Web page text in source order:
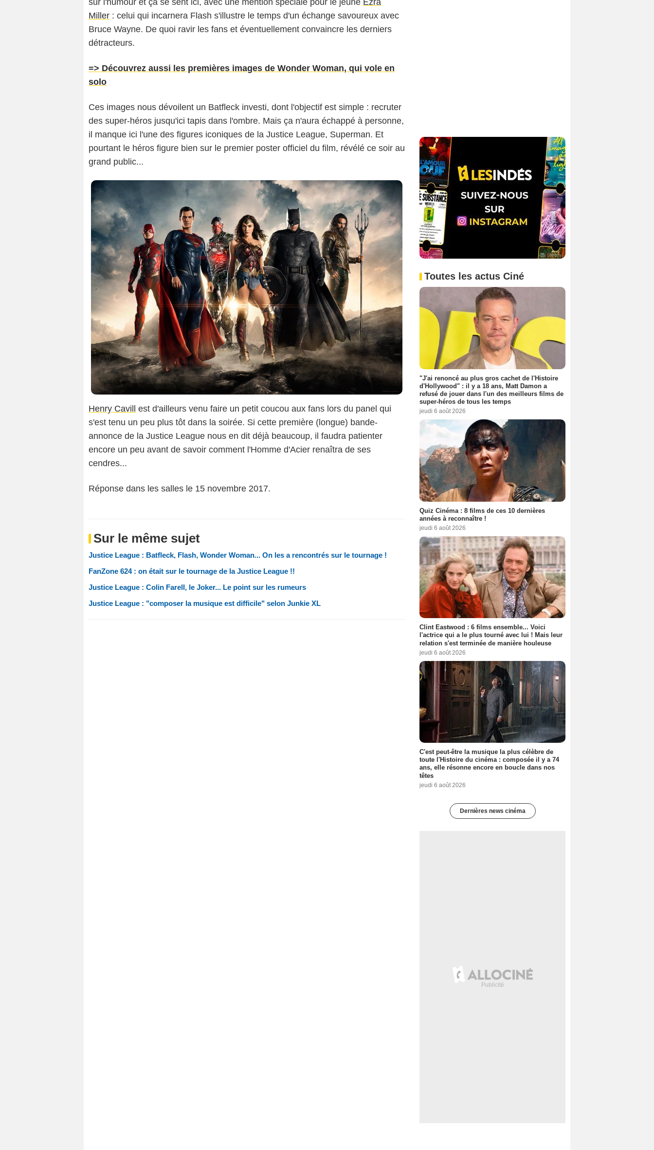
sur l'humour et ça se sent ici, avec une mention spéciale pour le jeune Ezra
Miller : celui qui incarnera Flash s'illustre le temps d'un échange savoureux avec
Bruce Wayne. De quoi ravir les fans et éventuellement convaincre les derniers
détracteurs.
=> Découvrez aussi les premières images de Wonder Woman, qui vole en
solo
Ces images nous dévoilent un Batfleck investi, dont l'objectif est simple : recruter
des super-héros jusqu'ici tapis dans l'ombre. Mais ça n'aura échappé à personne,
il manque ici l'une des figures iconiques de la Justice League, Superman. Et
pourtant le héros figure bien sur le premier poster officiel du film, révélé ce soir au
grand public...
Henry Cavill
est d'ailleurs venu faire un petit coucou aux fans lors du panel qui
s'est tenu un peu plus tôt dans la soirée. Si cette première (longue) bande-
annonce de la Justice League nous en dit déjà beaucoup, il faudra patienter
encore un peu avant de savoir comment l'Homme d'Acier renaîtra de ses
cendres...
Réponse dans les salles le 15 novembre 2017.
Sur le même sujet
Justice League : Batfleck, Flash, Wonder Woman... On les a rencontrés sur le tournage !
FanZone 624 : on était sur le tournage de la Justice League !!
Justice League : Colin Farell, le Joker... Le point sur les rumeurs
Justice League : "composer la musique est difficile" selon Junkie XL
Toutes les actus Ciné
"J'ai renoncé au plus gros cachet de l'Histoire
d'Hollywood" : il y a 18 ans, Matt Damon a
refusé de jouer dans l'un des meilleurs films de
super-héros de tous les temps
jeudi 6 août 2026
Quiz Cinéma : 8 films de ces 10 dernières
années à reconnaître !
jeudi 6 août 2026
Clint Eastwood : 6 films ensemble... Voici
l'actrice qui a le plus tourné avec lui ! Mais leur
relation s'est terminée de manière houleuse
jeudi 6 août 2026
C'est peut-être la musique la plus célèbre de
toute l'Histoire du cinéma : composée il y a 74
ans, elle résonne encore en boucle dans nos
têtes
jeudi 6 août 2026
Dernières news cinéma